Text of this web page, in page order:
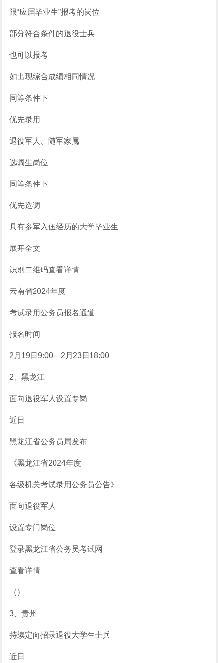
限“应届毕业生”报考的岗位
部分符合条件的退役士兵
也可以报考
如出现综合成绩相同情况
同等条件下
优先录用
退役军人、随军家属
选调生岗位
同等条件下
优先选调
具有参军入伍经历的大学毕业生
展开全文
识别二维码查看详情
云南省2024年度
考试录用公务员报名通道
报名时间
2月19日9:00—2月23日18:00
2、黑龙江
面向退役军人设置专岗
近日
黑龙江省公务员局发布
《黑龙江省2024年度
各级机关考试录用公务员公告》
面向退役军人
设置专门岗位
登录黑龙江省公务员考试网
查看详情
（）
3、贵州
持续定向招录退役大学生士兵
近日